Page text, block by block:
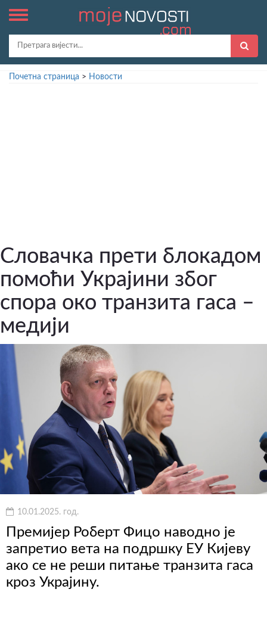
Почетна страница > Новости
Словачка прети блокадом
помоћи Украјини због
спора око транзита гаса –
медији
10.01.2025. год.
Премијер Роберт Фицо наводно је
запретио вета на подршку ЕУ Кијеву
ако се не реши питање транзита гаса
кроз Украјину.